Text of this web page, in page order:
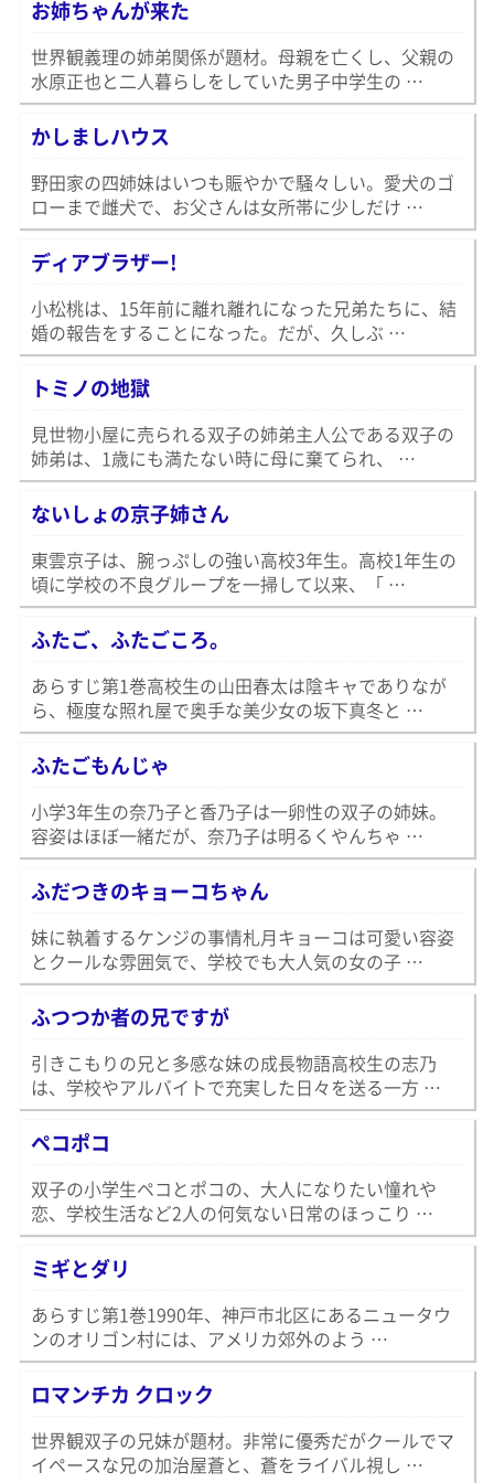
お姉ちゃんが来た
世界観義理の姉弟関係が題材。母親を亡くし、父親の
水原正也と二人暮らしをしていた男子中学生の …
かしましハウス
野田家の四姉妹はいつも賑やかで騒々しい。愛犬のゴ
ローまで雌犬で、お父さんは女所帯に少しだけ …
ディアブラザー!
小松桃は、15年前に離れ離れになった兄弟たちに、結
婚の報告をすることになった。だが、久しぶ …
トミノの地獄
見世物小屋に売られる双子の姉弟主人公である双子の
姉弟は、1歳にも満たない時に母に棄てられ、 …
ないしょの京子姉さん
東雲京子は、腕っぷしの強い高校3年生。高校1年生の
頃に学校の不良グループを一掃して以来、「 …
ふたご、ふたごころ。
あらすじ第1巻高校生の山田春太は陰キャでありなが
ら、極度な照れ屋で奥手な美少女の坂下真冬と …
ふたごもんじゃ
小学3年生の奈乃子と香乃子は一卵性の双子の姉妹。
容姿はほぼ一緒だが、奈乃子は明るくやんちゃ …
ふだつきのキョーコちゃん
妹に執着するケンジの事情札月キョーコは可愛い容姿
とクールな雰囲気で、学校でも大人気の女の子 …
ふつつか者の兄ですが
引きこもりの兄と多感な妹の成長物語高校生の志乃
は、学校やアルバイトで充実した日々を送る一方 …
ペコポコ
双子の小学生ペコとポコの、大人になりたい憧れや
恋、学校生活など2人の何気ない日常のほっこり …
ミギとダリ
あらすじ第1巻1990年、神戸市北区にあるニュータウ
ンのオリゴン村には、アメリカ郊外のよう …
ロマンチカ クロック
世界観双子の兄妹が題材。非常に優秀だがクールでマ
イペースな兄の加治屋蒼と、蒼をライバル視し …